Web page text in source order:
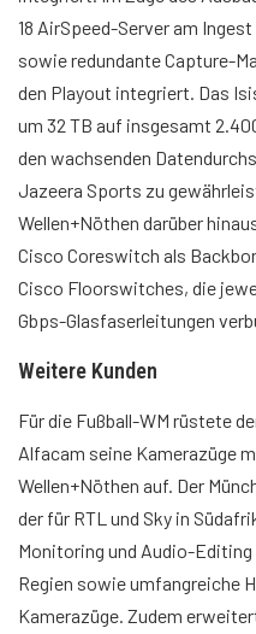
18 AirSpeed-Server am
sowie redundante Capture-
den Playout integriert. Das
um 32 TB auf insgesamt
den wachsenden
Jazeera Sports zu
Wellen+Nöthen darüber
Cisco Coreswitch als
Cisco Floorswitches, die
Gbps-Glasfaserleitungen
Weitere Kunden
Für die Fußball-WM rüstete
Alfacam seine Kamerazüge
Wellen+Nöthen auf. Der
der für RTL und Sky in
Monitoring und Audio-
Regien sowie umfangreiche
Kamerazüge. Zudem